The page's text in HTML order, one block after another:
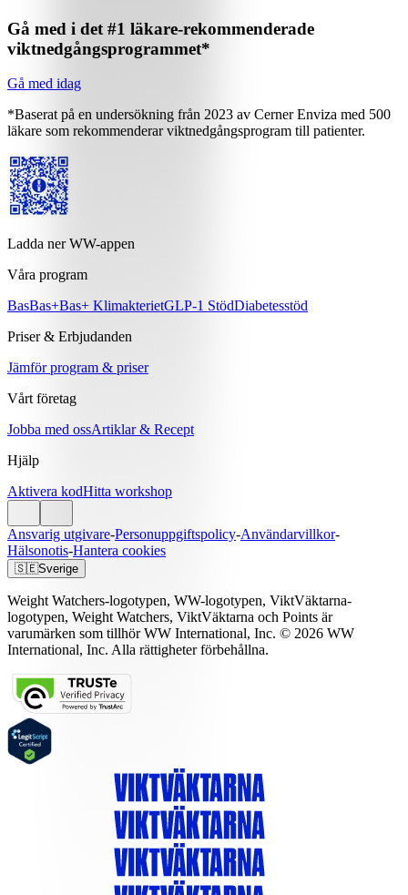
Gå med i det #1 läkare-rekommenderade
viktnedgångsprogrammet*
Gå med idag
*Baserat på en undersökning från 2023 av Cerner Enviza med 500
läkare som rekommenderar viktnedgångsprogram till patienter.
Ladda ner WW-appen
Våra program
BasBas+Bas+ KlimakterietGLP-1 StödDiabetesstöd
Priser & Erbjudanden
Jämför program & priser
Vårt företag
Jobba med ossArtiklar & Recept
Hjälp
Aktivera kodHitta workshop
Ansvarig utgivare-Personuppgiftspolicy-Användarvillkor-
Hälsonotis-Hantera cookies
🇸🇪Sverige
Weight Watchers-logotypen, WW-logotypen, ViktVäktarna-
logotypen, Weight Watchers, ViktVäktarna och Points är
varumärken som tillhör WW International, Inc. © 2026 WW
International, Inc. Alla rättigheter förbehållna.